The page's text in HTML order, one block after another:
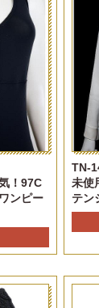
！97C
ンピー
TN-
未使
テン